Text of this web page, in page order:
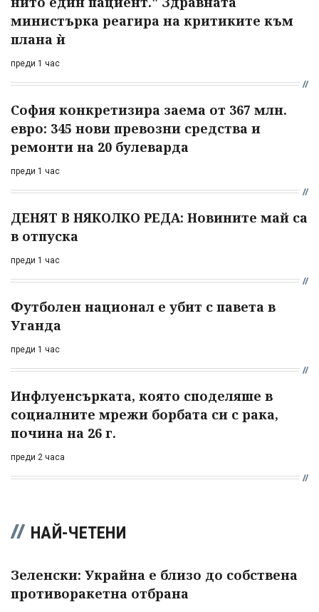
министърка реагира на критиките към
плана ѝ
преди 1 час
София конкретизира заема от 367 млн.
евро: 345 нови превозни средства и
ремонти на 20 булеварда
преди 1 час
ДЕНЯТ В НЯКОЛКО РЕДА: Новините май са
в отпуска
преди 1 час
Футболен национал е убит с павета в
Уганда
преди 1 час
Инфлуенсърката, която споделяше в
социалните мрежи борбата си с рака,
почина на 26 г.
преди 2 часа
НАЙ-ЧЕТЕНИ
Зеленски: Украйна е близо до собствена
противоракетна отбрана